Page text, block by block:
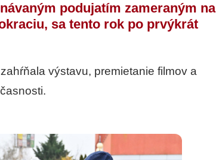
podujatím zameraným na
sa tento rok po prvýkrát
výstavu, premietanie filmov a